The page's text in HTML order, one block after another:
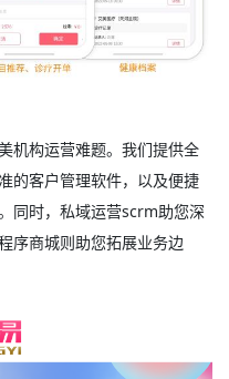
机构运营难题。我们提供全
的客户管理软件，以及便捷
同时，私域运营scrm助您深
序商城则助您拓展业务边